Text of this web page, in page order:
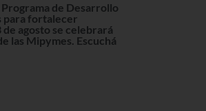
de Desarrollo
para fortalecer
agosto se celebrará
las Mipymes. Escuchá